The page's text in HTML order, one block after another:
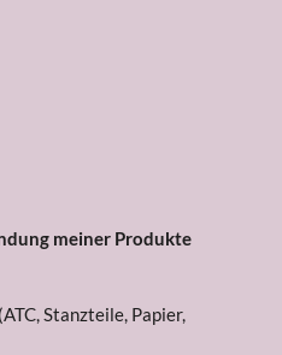
meiner Produkte
Stanzteile, Papier,